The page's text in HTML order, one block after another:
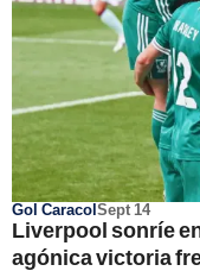
Gol CaracolSept 14
Liverpool sonríe
agónica victoria